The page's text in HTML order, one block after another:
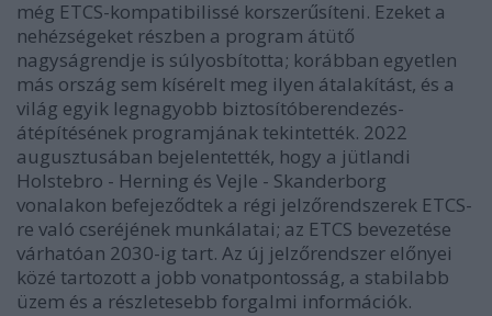
még ETCS-kompatibilissé korszerűsíteni. Ezeket a
nehézségeket részben a program átütő
nagyságrendje is súlyosbította; korábban egyetlen
más ország sem kísérelt meg ilyen átalakítást, és a
világ egyik legnagyobb biztosítóberendezés-
átépítésének programjának tekintették. 2022
augusztusában bejelentették, hogy a jütlandi
Holstebro - Herning és Vejle - Skanderborg
vonalakon befejeződtek a régi jelzőrendszerek ETCS-
re való cseréjének munkálatai; az ETCS bevezetése
várhatóan 2030-ig tart. Az új jelzőrendszer előnyei
közé tartozott a jobb vonatpontosság, a stabilabb
üzem és a részletesebb forgalmi információk.